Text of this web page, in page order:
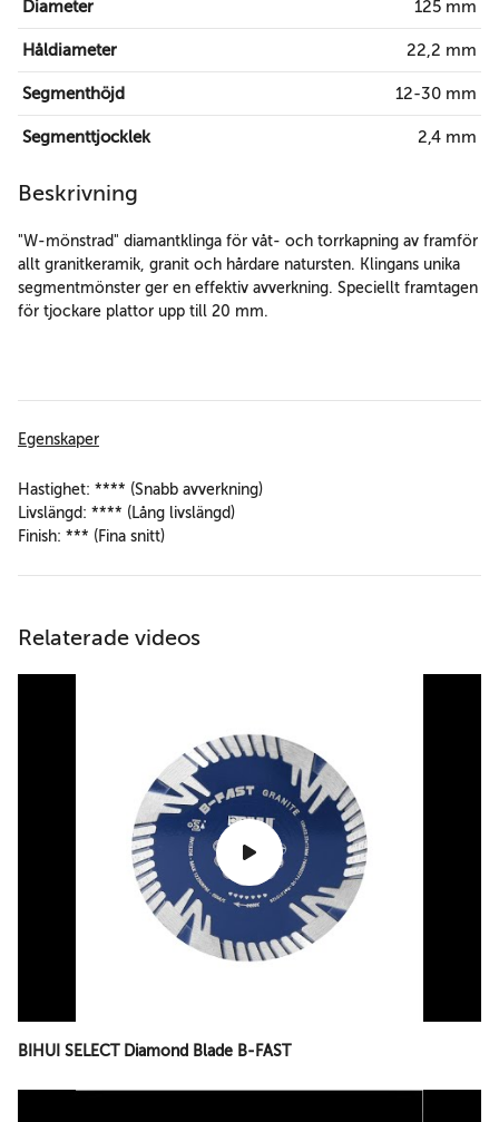
Diameter 125 mm
Håldiameter 22,2 mm
Segmenthöjd 12-30 mm
Segmenttjocklek 2,4 mm
Beskrivning
"W-mönstrad" diamantklinga för våt- och torrkapning av framför
allt granitkeramik, granit och hårdare natursten. Klingans unika
segmentmönster ger en effektiv avverkning. Speciellt framtagen
för tjockare plattor upp till 20 mm.
Egenskaper
Hastighet: **** (Snabb avverkning)
Livslängd: **** (Lång livslängd)
Finish: *** (Fina snitt)
Relaterade videos
BIHUI SELECT Diamond Blade B-FAST